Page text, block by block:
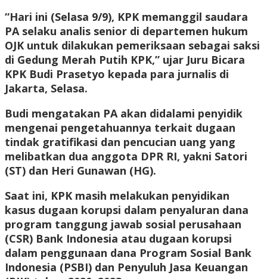
“Hari ini (Selasa 9/9), KPK memanggil saudara
PA selaku analis senior di departemen hukum
OJK untuk dilakukan pemeriksaan sebagai saksi
di Gedung Merah Putih KPK,” ujar Juru Bicara
KPK Budi Prasetyo kepada para jurnalis di
Jakarta, Selasa.
Budi mengatakan PA akan didalami penyidik
mengenai pengetahuannya terkait dugaan
tindak gratifikasi dan pencucian uang yang
melibatkan dua anggota DPR RI, yakni Satori
(ST) dan Heri Gunawan (HG).
Saat ini, KPK masih melakukan penyidikan
kasus dugaan korupsi dalam penyaluran dana
program tanggung jawab sosial perusahaan
(CSR) Bank Indonesia atau dugaan korupsi
dalam penggunaan dana Program Sosial Bank
Indonesia (PSBI) dan Penyuluh Jasa Keuangan